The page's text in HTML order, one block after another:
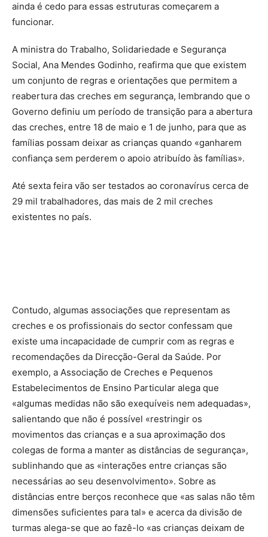
ainda é cedo para essas estruturas começarem a
funcionar.
A ministra do Trabalho, Solidariedade e Segurança
Social, Ana Mendes Godinho, reafirma que que existem
um conjunto de regras e orientações que permitem a
reabertura das creches em segurança, lembrando que o
Governo definiu um período de transição para a abertura
das creches, entre 18 de maio e 1 de junho, para que as
famílias possam deixar as crianças quando «ganharem
confiança sem perderem o apoio atribuído às famílias».
Até sexta feira vão ser testados ao coronavírus cerca de
29 mil trabalhadores, das mais de 2 mil creches
existentes no país.
Contudo, algumas associações que representam as
creches e os profissionais do sector confessam que
existe uma incapacidade de cumprir com as regras e
recomendações da Direcção-Geral da Saúde. Por
exemplo, a Associação de Creches e Pequenos
Estabelecimentos de Ensino Particular alega que
«algumas medidas não são exequíveis nem adequadas»,
salientando que não é possível «restringir os
movimentos das crianças e a sua aproximação dos
colegas de forma a manter as distâncias de segurança»,
sublinhando que as «interações entre crianças são
necessárias ao seu desenvolvimento». Sobre as
distâncias entre berços reconhece que «as salas não têm
dimensões suficientes para tal» e acerca da divisão de
turmas alega-se que ao fazê-lo «as crianças deixam de